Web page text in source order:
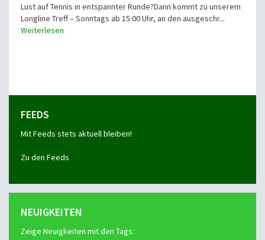
Lust auf Tennis in entspannter Runde?Dann kommt zu unserem
Longline Treff – Sonntags ab 15:00 Uhr, an den ausgeschr...
Weiterlesen
FEEDS
Mit Feeds stets aktuell bleiben!
Zu den Feeds
NEUIGKEITEN
Zeige Neuigkeiten mit den Tags: